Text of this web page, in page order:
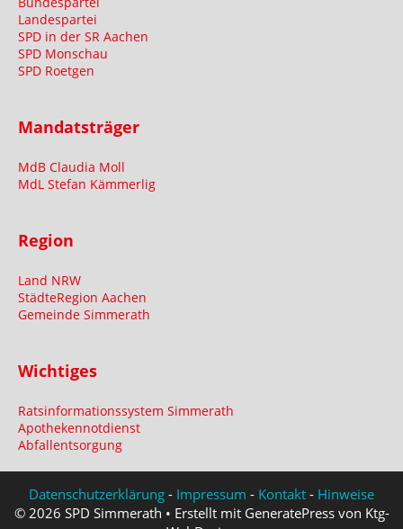
Landespartei
SPD in der SR Aachen
SPD Monschau
SPD Roetgen
Mandatsträger
MdB Claudia Moll
MdL Stefan Kämmerlig
Region
Land NRW
StädteRegion Aachen
Gemeinde Simmerath
Wichtiges
Ratsinformationssystem Simmerath
Apothekennotdienst
Abfallentsorgung
Datenschutzerklärung - Impressum - Kontakt - Hinweise
© 2026 SPD Simmerath • Erstellt mit GeneratePress von Ktg-